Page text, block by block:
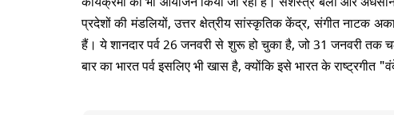
प्रदेशों की मंडलियों, उत्तर क्षेत्रीय सांस्कृतिक केंद्र, संगीत नाटक
हैं। ये शानदार पर्व 26 जनवरी से शुरू हो चुका है, जो 31 जनवरी
बार का भारत पर्व इसलिए भी खास है, क्योंकि इसे भारत के राष्ट्रगीत